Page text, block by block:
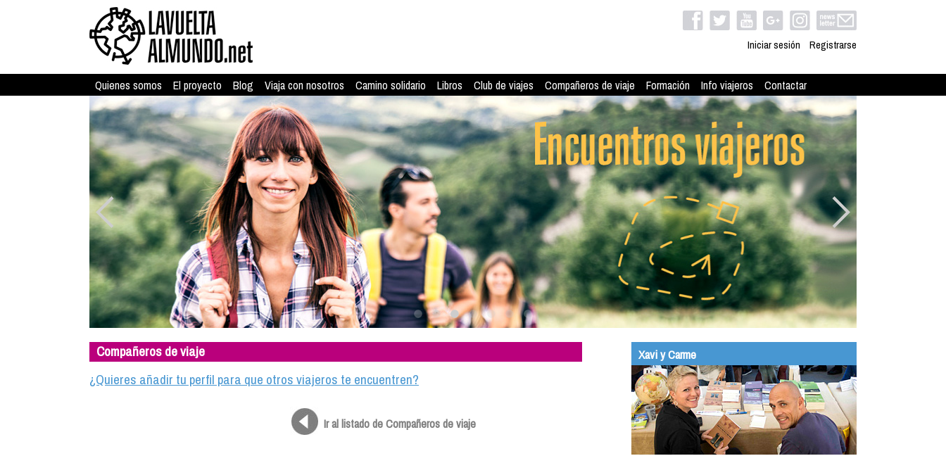
Iniciar sesión Registrarse
Quienes somos El proyecto Blog Viaja con nosotros Camino solidario Libros Club de viajes Compañeros de viaje Formación Info viajeros Contactar
Compañeros de viaje
¿Quieres añadir tu perfil para que otros viajeros te encuentren?
Ir al listado de Compañeros de viaje
Xavi y Carme